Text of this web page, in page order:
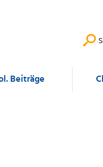
Beiträge